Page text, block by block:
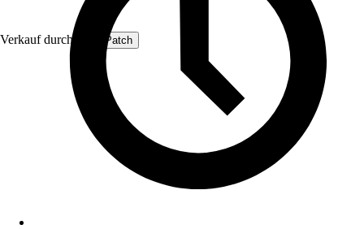
Verkauf durch: ProfiPatch